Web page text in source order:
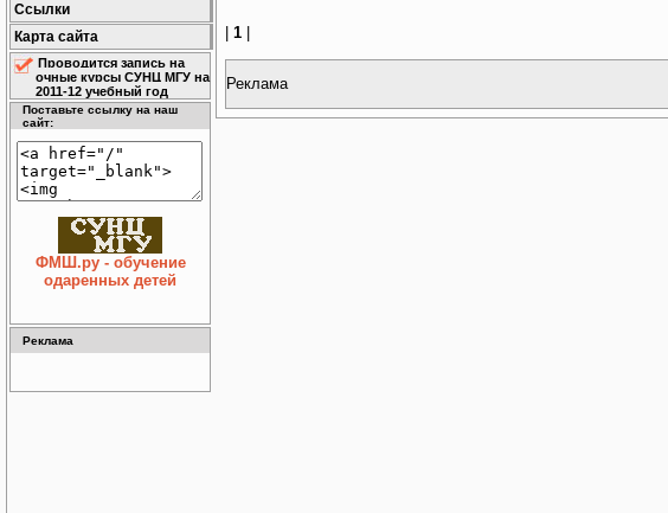
Ссылки
Карта сайта
Проводится запись на
очные курсы СУНЦ МГУ на
2011-12 учебный год
Поставьте ссылку на наш
сайт:
ФМШ.ру - обучение
одаренных детей
Реклама
1
Реклама